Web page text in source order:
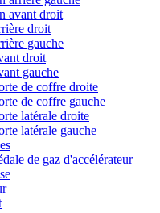
avant droit
droit
gauche
droit
gauche
de coffre droite
de coffre gauche
latérale droite
latérale gauche
de gaz d'accélérateur